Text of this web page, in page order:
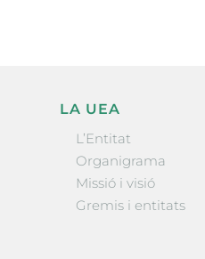
LA UEA
L’Entitat
Organigrama
Missió i visió
Gremis i entitats